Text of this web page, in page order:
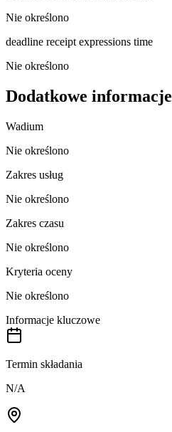
Nie określono
deadline receipt expressions time
Nie określono
Dodatkowe informacje
Wadium
Nie określono
Zakres usług
Nie określono
Zakres czasu
Nie określono
Kryteria oceny
Nie określono
Informacje kluczowe
Termin składania
N/A